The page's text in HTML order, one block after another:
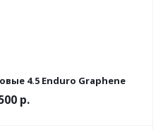
4.5 Enduro Graphene
р.